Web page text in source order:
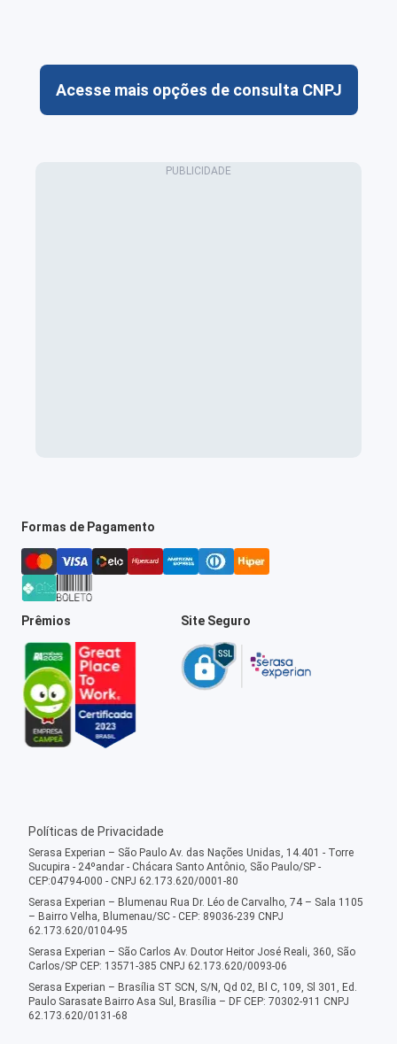
Acesse mais opções de consulta CNPJ
Formas de Pagamento
Prêmios Site Seguro
Políticas de Privacidade
Serasa Experian – São Paulo Av. das Nações Unidas, 14.401 - Torre
Sucupira - 24ºandar - Chácara Santo Antônio, São Paulo/SP -
CEP:04794-000 - CNPJ 62.173.620/0001-80
Serasa Experian – Blumenau Rua Dr. Léo de Carvalho, 74 – Sala 1105
– Bairro Velha, Blumenau/SC - CEP: 89036-239 CNPJ
62.173.620/0104-95
Serasa Experian – São Carlos Av. Doutor Heitor José Reali, 360, São
Carlos/SP CEP: 13571-385 CNPJ 62.173.620/0093-06
Serasa Experian – Brasília ST SCN, S/N, Qd 02, Bl C, 109, Sl 301, Ed.
Paulo Sarasate Bairro Asa Sul, Brasília – DF CEP: 70302-911 CNPJ
62.173.620/0131-68